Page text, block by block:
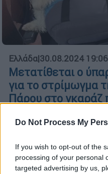
Do Not Process My
If you wish to opt-out of the
processing of your personal
targeted advertising by us,
Ελλάδα|30.08.2024 19:06
Μετατίθεται ο
για το στρίμωγμα
Πάρου στο γκαράζ
Τι αναφέρεται στην
Κοτρώτσου σχετικά